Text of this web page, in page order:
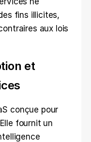
fins illicites,
aux lois
et
conçue pour
fournit un